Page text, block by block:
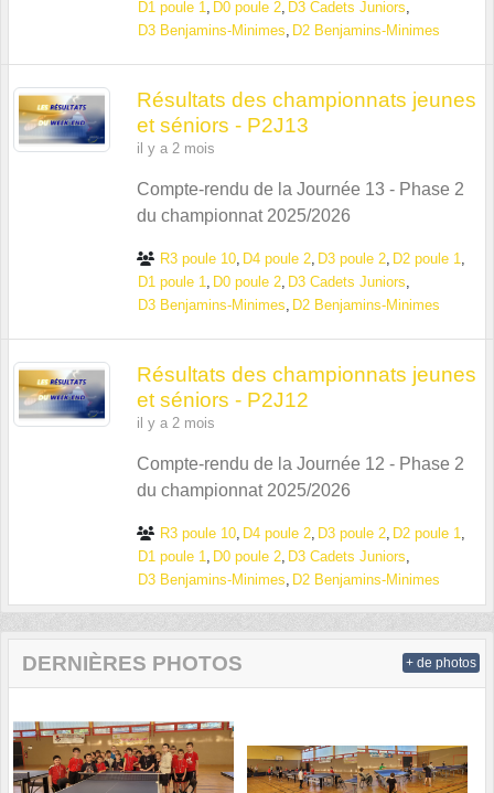
D1 poule 1 D0 poule 2 D3 Cadets Juniors
D3 Benjamins-Minimes D2 Benjamins-Minimes
Résultats des championnats jeunes
et séniors - P2J13
il y a 2 mois
Compte-rendu de la Journée 13 - Phase 2
du championnat 2025/2026
R3 poule 10 D4 poule 2 D3 poule 2 D2 poule 1
D1 poule 1 D0 poule 2 D3 Cadets Juniors
D3 Benjamins-Minimes D2 Benjamins-Minimes
Résultats des championnats jeunes
et séniors - P2J12
il y a 2 mois
Compte-rendu de la Journée 12 - Phase 2
du championnat 2025/2026
R3 poule 10 D4 poule 2 D3 poule 2 D2 poule 1
D1 poule 1 D0 poule 2 D3 Cadets Juniors
D3 Benjamins-Minimes D2 Benjamins-Minimes
DERNIÈRES PHOTOS + de photos